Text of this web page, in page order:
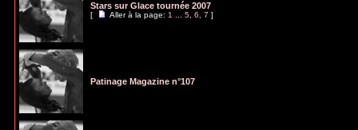
Stars sur Glace tournée 2007
[ Aller à la page: 1 5 6 7 ]
Patinage Magazine n°107